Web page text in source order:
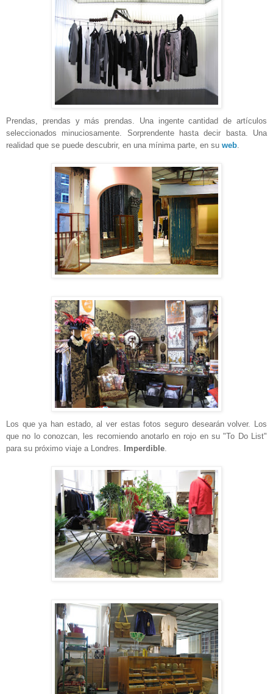
Prendas, prendas y más prendas. Una ingente cantidad de artículos
seleccionados minuciosamente. Sorprendente hasta decir basta. Una
realidad que se puede descubrir, en una mínima parte, en su web
Los que ya han estado, al ver estas fotos seguro desearán volver. Los
que no lo conozcan, les recomiendo anotarlo en rojo en su "To Do List"
para su próximo viaje a Londres.
Imperdible